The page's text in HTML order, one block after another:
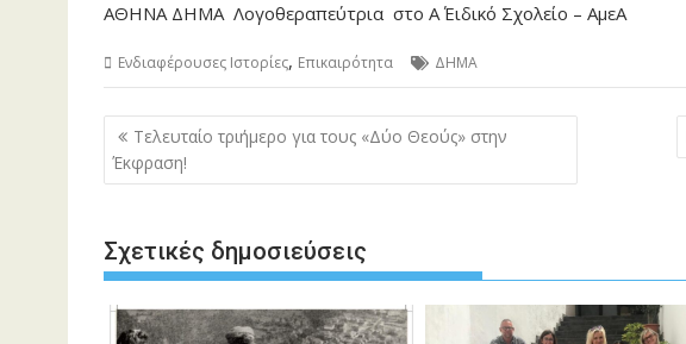
ΑΘΗΝΑ ΔΗΜΑ Λογοθεραπεύτρια στο Α΄ Ειδικό Σχολείο – ΑμεΑ
Ενδιαφέρουσες Ιστορίες, Επικαιρότητα ΔΗΜΑ
Πλοήγηση
άρθρων
Τελευταίο τριήμερο για τους «Δύο Θεούς» στην
Έκφραση!
Σχετικές δημοσιεύσεις